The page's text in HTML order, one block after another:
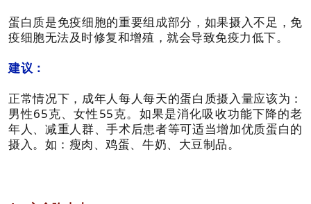
蛋白质是免疫细胞的重要组成部分，如果摄入不足，免
疫细胞无法及时修复和增殖，就会导致免疫力低下。
建议：
正常情况下，成年人每人每天的蛋白质摄入量应该为：
男性65克、女性55克。如果是消化吸收功能下降的老
年人、减重人群、手术后患者等可适当增加优质蛋白的
摄入。如：瘦肉、鸡蛋、牛奶、大豆制品。